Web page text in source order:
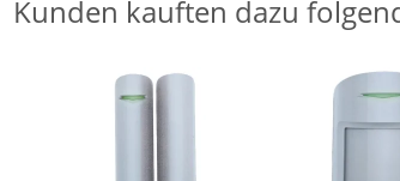
Kunden kauften dazu